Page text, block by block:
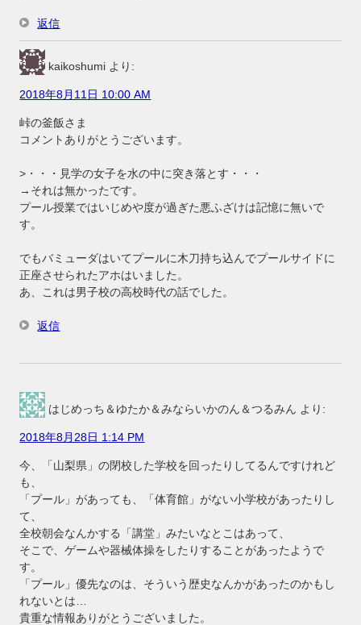
返信
kaikoshumi より:
2018年8月11日 10:00 AM
峠の釜飯さま
コメントありがとうございます。
>・・・見学の女子を水の中に突き落とす・・・
→それは無かったです。
プール授業ではいじめや度が過ぎた悪ふざけは記憶に無いで
す。
でもバミューダはいてプールに木刀持ち込んでプールサイドに
正座させられたアホはいました。
あ、これは男子校の高校時代の話でした。
返信
はじめっち＆ゆたか＆みならいかのん＆つるみん より:
2018年8月28日 1:14 PM
今、「山梨県」の閉校した学校を回ったりしてるんですけれど
も、
「プール」があっても、「体育館」がない小学校があったりし
て、
全校朝会なんかする「講堂」みたいなとこはあって、
そこで、ゲームや器械体操をしたりすることがあったようで
す。
「プール」優先なのは、そういう歴史なんかがあったのかもし
れないとは…
貴重な情報ありがとうございました。